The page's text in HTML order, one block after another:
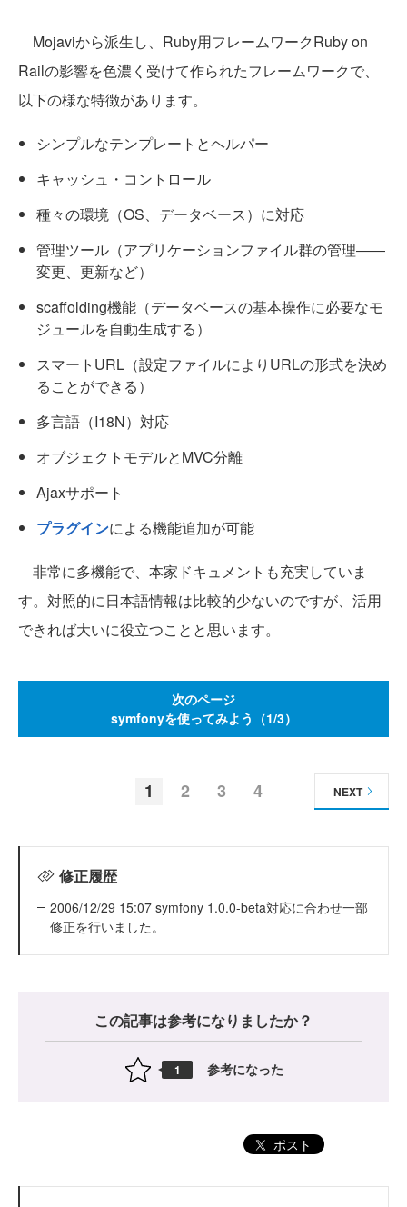
Mojaviから派生し、Ruby用フレームワークRuby on
Railの影響を色濃く受けて作られたフレームワークで、
以下の様な特徴があります。
シンプルなテンプレートとヘルパー
キャッシュ・コントロール
種々の環境（OS、データベース）に対応
管理ツール（アプリケーションファイル群の管理――
変更、更新など）
scaffolding機能（データベースの基本操作に必要なモ
ジュールを自動生成する）
スマートURL（設定ファイルによりURLの形式を決め
ることができる）
多言語（I18N）対応
オブジェクトモデルとMVC分離
Ajaxサポート
プラグインによる機能追加が可能
非常に多機能で、本家ドキュメントも充実していま
す。対照的に日本語情報は比較的少ないのですが、活用
できれば大いに役立つことと思います。
次のページ
symfonyを使ってみよう（1/3）
1 2 3 4 NEXT
修正履歴
2006/12/29 15:07 symfony 1.0.0-beta対応に合わせ一部
修正を行いました。
この記事は参考になりましたか？
1 参考になった
ポスト